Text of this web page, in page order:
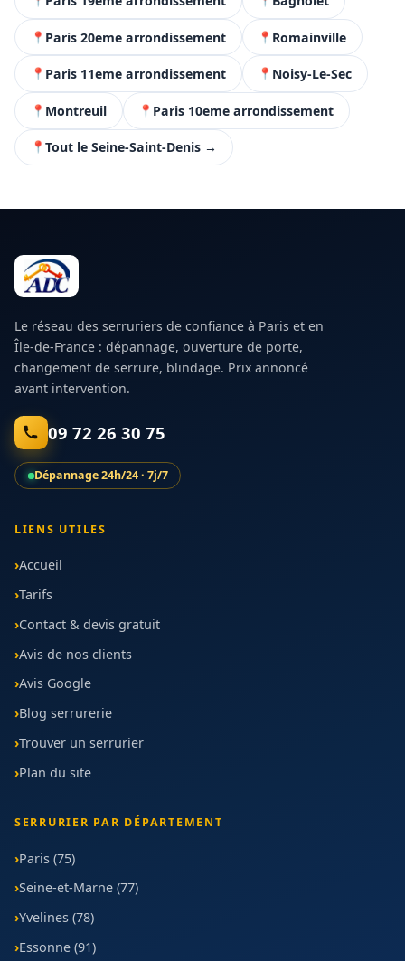
Paris 20eme arrondissement Romainville
Paris 11eme arrondissement Noisy-Le-Sec
Montreuil Paris 10eme arrondissement
Tout le Seine-Saint-Denis →
Le réseau des serruriers de confiance à Paris et en
Île-de-France : dépannage, ouverture de porte,
changement de serrure, blindage. Prix annoncé
avant intervention.
09 72 26 30 75
Dépannage 24h/24 · 7j/7
LIENS UTILES
Accueil
Tarifs
Contact & devis gratuit
Avis de nos clients
Avis Google
Blog serrurerie
Trouver un serrurier
Plan du site
SERRURIER PAR DÉPARTEMENT
Paris (75)
Seine-et-Marne (77)
Yvelines (78)
Essonne (91)